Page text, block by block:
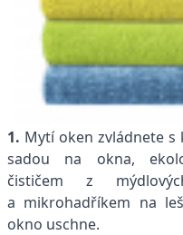
1. Mytí oken zvládnete
sadou na okna,
čističem z
a mikrohadříkem na
okno uschne.